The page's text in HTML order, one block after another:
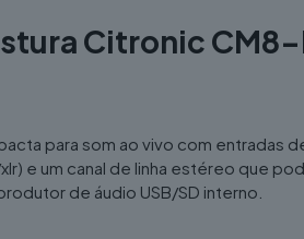
Citronic
para som ao vivo com entradas
e um canal de linha estéreo que
de áudio USB/SD interno.